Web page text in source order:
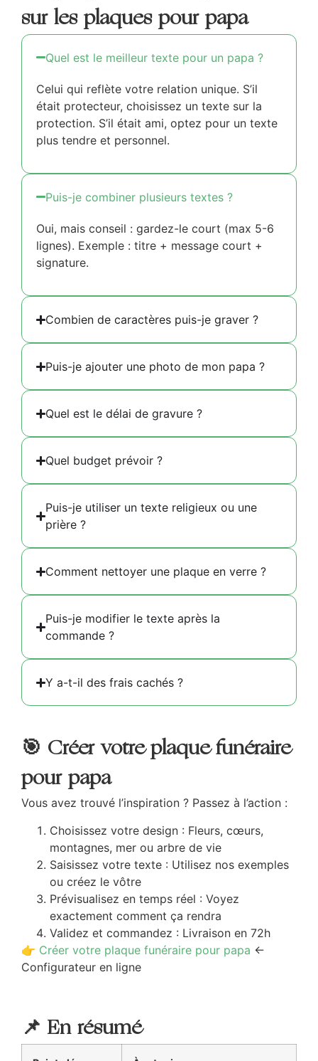
sur les plaques pour papa
Quel est le meilleur texte pour un papa ?
Celui qui reflète votre relation unique. S’il
était protecteur, choisissez un texte sur la
protection. S’il était ami, optez pour un texte
plus tendre et personnel.
Puis-je combiner plusieurs textes ?
Oui, mais conseil : gardez-le court (max 5-6
lignes). Exemple : titre + message court +
signature.
Combien de caractères puis-je graver ?
Puis-je ajouter une photo de mon papa ?
Quel est le délai de gravure ?
Quel budget prévoir ?
Puis-je utiliser un texte religieux ou une
prière ?
Comment nettoyer une plaque en verre ?
Puis-je modifier le texte après la
commande ?
Y a-t-il des frais cachés ?
🎯 Créer votre plaque funéraire
pour papa
Vous avez trouvé l’inspiration ? Passez à l’action :
Choisissez votre design : Fleurs, cœurs,
montagnes, mer ou arbre de vie
Saisissez votre texte : Utilisez nos exemples
ou créez le vôtre
Prévisualisez en temps réel : Voyez
exactement comment ça rendra
Validez et commandez : Livraison en 72h
👉 Créer votre plaque funéraire pour papa ←
Configurateur en ligne
📌 En résumé